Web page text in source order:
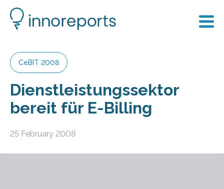
CeBIT 2008
Dienstleistungssektor
bereit für E-Billing
25 February 2008